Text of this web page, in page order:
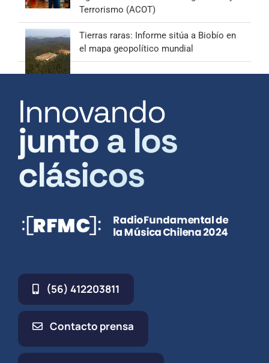
Terrorismo (ACOT)
Tierras raras: Informe sitúa a Biobío en
el mapa geopolítico mundial
Innovando
junto a los
clásicos
(56) 412203811
Contacto prensa